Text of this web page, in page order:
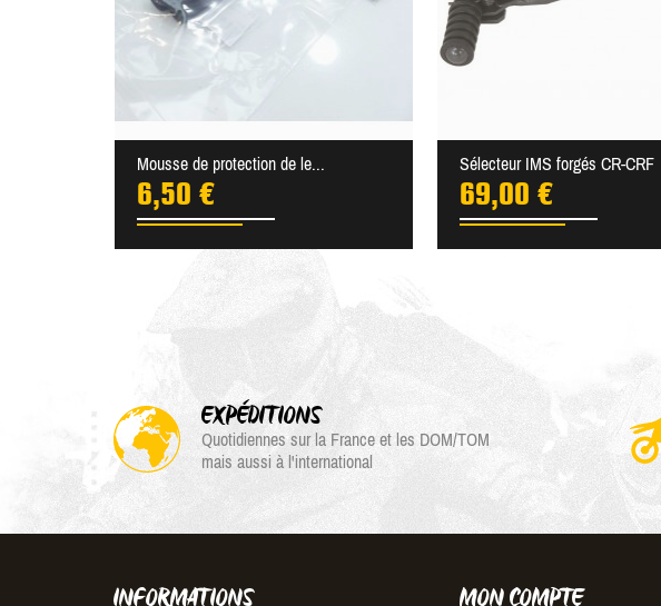
Mousse de protection de le...
6,50 €
Sélecteur IMS forgés CR-CRF
69,00 €
EXPÉDITIONS
Quotidiennes sur la France et les DOM/TOM
mais aussi à l'international